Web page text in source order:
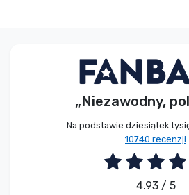
„Niezawodny,
Na podstawie dziesiątek
10740 recenzji
4.93 / 5